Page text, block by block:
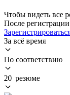
Чтобы видеть все
После
За всё время
По соответствию
20 резюме